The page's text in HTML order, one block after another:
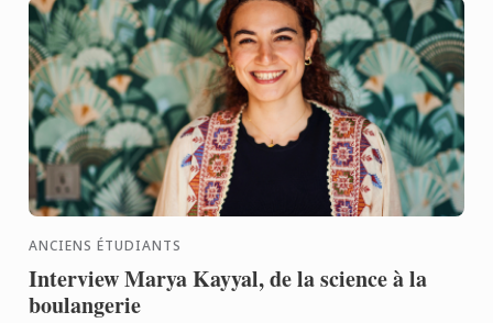
ANCIENS ÉTUDIANTS
Interview Marya Kayyal, de la science à la
boulangerie